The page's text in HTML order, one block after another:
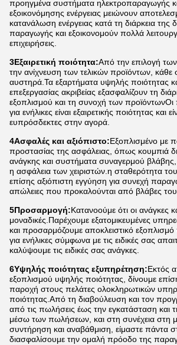
προηγμένα συστήματα ηλεκτροπαραγωγής
εξοικονόμησης ενέργειας μειώνουν
κατανάλωση ενέργειας κατά τη διάρκεια της
παραγωγής και εξοικονομούν πολλά
επιχειρήσεις.
3Εξαιρετική ποιότητα:Από την επιλογή
την ανίχνευση των τελικών προϊόντων, κάθε
αυστηρά.Τα εξαρτήματα υψηλής ποιότητας
επεξεργασίας ακριβείας εξασφαλίζουν τη
εξοπλισμού και τη συνοχή των
για ενήλικες είναι εξαιρετικής ποιότητας και
ευπρόσδεκτες στην αγορά.
4Ασφαλές και αξιόπιστο:Εξοπλισμένο με
προστασίας της ασφάλειας, όπως κουμπιά
ανάγκης και συστήματα συναγερμού βλάβης,
η ασφάλεια των χειριστών.η σταθερότητα
επίσης αξιόπιστη εγγύηση για συνεχή
απώλειες που προκαλούνται από βλάβες
5Προσαρμογή:Κατανοούμε ότι οι ανάγκες
μοναδικές.Παρέχουμε εξατομικευμένες
και προσαρμόζουμε αποκλειστικό
για ενήλικες σύμφωνα με τις ειδικές σας
καλύψουμε τις ειδικές σας ανάγκες.
6Υψηλής ποιότητας εξυπηρέτηση:Εκτός
εξοπλισμού υψηλής ποιότητας, δίνουμε
παροχή στους πελάτες ολοκληρωτικών
ποιότητας.Από τη διαβούλευση και τον
από τις πωλήσεις έως την εγκατάσταση και
μέσω των πωλήσεων, και στη συνέχεια στη
συντήρηση και αναβάθμιση, είμαστε πάντα
διασφαλίσουμε την ομαλή πρόοδο της